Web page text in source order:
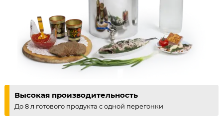
Высокая производительность
До 8 л готового продукта с одной перегонки